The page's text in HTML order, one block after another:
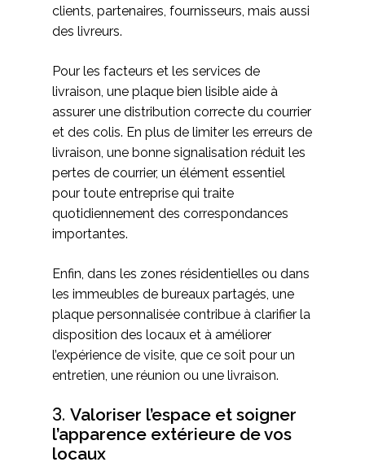
clients, partenaires, fournisseurs, mais aussi
des livreurs.
Pour les facteurs et les services de
livraison, une plaque bien lisible aide à
assurer une distribution correcte du courrier
et des colis. En plus de limiter les erreurs de
livraison, une bonne signalisation réduit les
pertes de courrier, un élément essentiel
pour toute entreprise qui traite
quotidiennement des correspondances
importantes.
Enfin, dans les zones résidentielles ou dans
les immeubles de bureaux partagés, une
plaque personnalisée contribue à clarifier la
disposition des locaux et à améliorer
l’expérience de visite, que ce soit pour un
entretien, une réunion ou une livraison.
3. Valoriser l’espace et soigner
l’apparence extérieure de vos
locaux